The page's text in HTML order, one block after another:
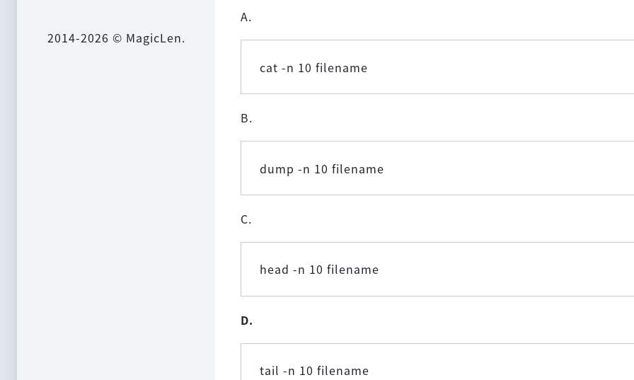
2014-2026 © MagicLen.
A.
cat -n 10 filename
B.
dump -n 10 filename
C.
head -n 10 filename
D.
tail -n 10 filename